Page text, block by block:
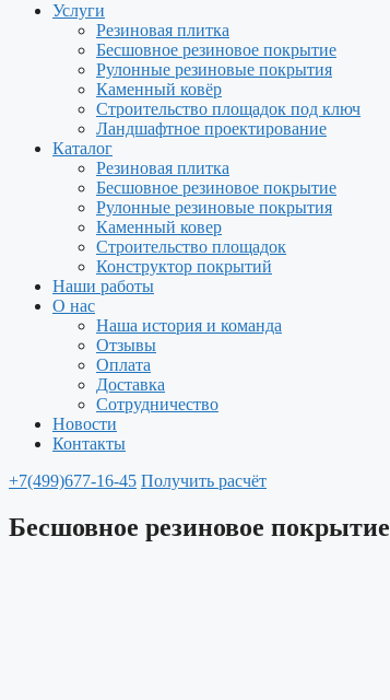
Услуги
Резиновая плитка
Бесшовное резиновое покрытие
Рулонные резиновые покрытия
Каменный ковёр
Строительство площадок под ключ
Ландшафтное проектирование
Каталог
Резиновая плитка
Бесшовное резиновое покрытие
Рулонные резиновые покрытия
Каменный ковер
Строительство площадок
Конструктор покрытий
Наши работы
О нас
Наша история и команда
Отзывы
Оплата
Доставка
Сотрудничество
Новости
Контакты
+7(499)677-16-45 Получить расчёт
Бесшовное резиновое покрытие